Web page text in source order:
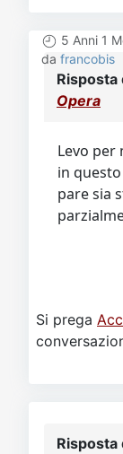
5 Anni 1
da francobis
Risposta
Opera
Levo per
in
pare sia
Si prega
Risposta